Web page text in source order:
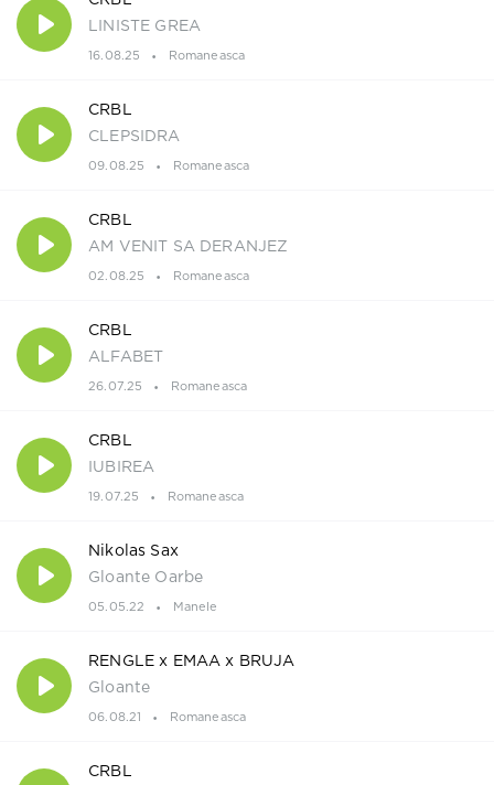
LINISTE GREA
16.08.25 Romaneasca
CRBL
CLEPSIDRA
09.08.25 Romaneasca
CRBL
AM VENIT SA DERANJEZ
02.08.25 Romaneasca
CRBL
ALFABET
26.07.25 Romaneasca
CRBL
IUBIREA
19.07.25 Romaneasca
Nikolas Sax
Gloante Oarbe
05.05.22 Manele
RENGLE x EMAA x BRUJA
Gloante
06.08.21 Romaneasca
CRBL